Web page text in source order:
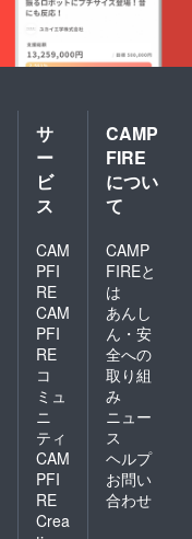
サ
ー
ビ
ス
CAM
PFI
RE
CAM
PFI
RE
コ
ミュ
ニ
ティ
CAM
PFI
RE
Crea
CAMP
FIRE
につい
て
CAMP
FIREと
は
あんし
ん・安
全への
取り組
み
ニュー
ス
ヘルプ
お問い
合わせ